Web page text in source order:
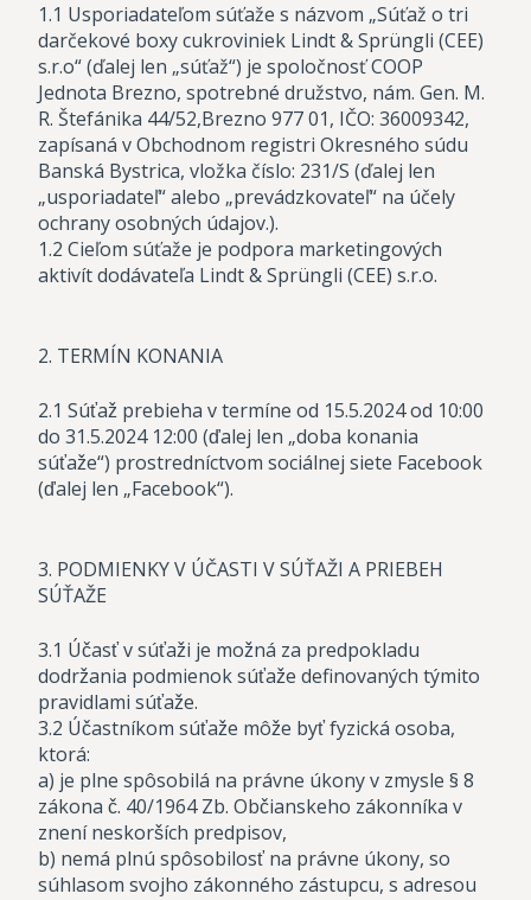
1.1 Usporiadateľom súťaže s názvom „Súťaž o tri
darčekové boxy cukroviniek Lindt & Sprüngli (CEE)
s.r.o“ (ďalej len „súťaž“) je spoločnosť COOP
Jednota Brezno, spotrebné družstvo, nám. Gen. M.
R. Štefánika 44/52,Brezno 977 01, IČO: 36009342,
zapísaná v Obchodnom registri Okresného súdu
Banská Bystrica, vložka číslo: 231/S (ďalej len
„usporiadateľ“ alebo „prevádzkovateľ“ na účely
ochrany osobných údajov.).
1.2 Cieľom súťaže je podpora marketingových
aktivít dodávateľa Lindt & Sprüngli (CEE) s.r.o.
2. TERMÍN KONANIA
2.1 Súťaž prebieha v termíne od 15.5.2024 od 10:00
do 31.5.2024 12:00 (ďalej len „doba konania
súťaže“) prostredníctvom sociálnej siete Facebook
(ďalej len „Facebook“).
3. PODMIENKY V ÚČASTI V SÚŤAŽI A PRIEBEH
SÚŤAŽE
3.1 Účasť v súťaži je možná za predpokladu
dodržania podmienok súťaže definovaných týmito
pravidlami súťaže.
3.2 Účastníkom súťaže môže byť fyzická osoba,
ktorá:
a) je plne spôsobilá na právne úkony v zmysle § 8
zákona č. 40/1964 Zb. Občianskeho zákonníka v
znení neskorších predpisov,
b) nemá plnú spôsobilosť na právne úkony, so
súhlasom svojho zákonného zástupcu, s adresou